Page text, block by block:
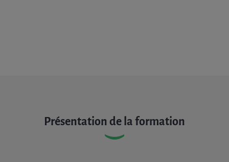
Présentation de la formation